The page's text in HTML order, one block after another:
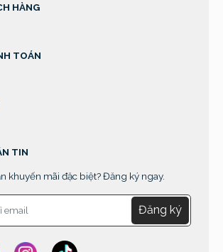
HÀNG
TOÁN
TIN
khuyến mãi đặc biệt? Đăng ký ngay.
Đăng ký